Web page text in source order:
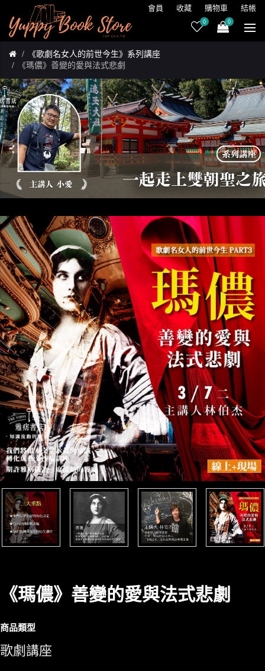
會員 收藏 購物車 結帳
0 0
《歌劇名女人的前世今生》系列講座
《瑪儂》善變的愛與法式悲劇
《瑪儂》善變的愛與法式悲劇
商品類型
歌劇講座